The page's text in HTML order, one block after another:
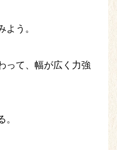
よう。
って、幅が広く力強
。